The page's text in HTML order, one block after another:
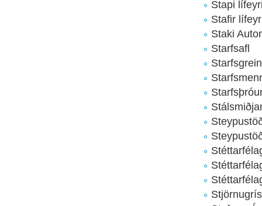
Stapi
Stafir
Staki
Starfsafl
Stjörnugrís